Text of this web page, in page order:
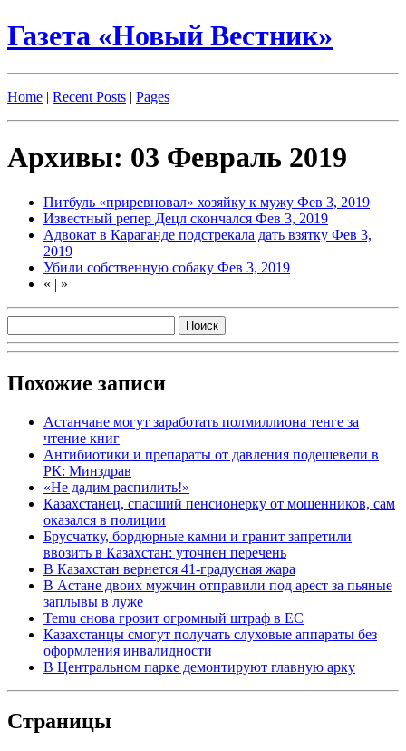
Газета «Новый Вестник»
Home | Recent Posts | Pages
Архивы: 03 Февраль 2019
Питбуль «приревновал» хозяйку к мужу Фев 3, 2019
Известный репер Децл скончался Фев 3, 2019
Адвокат в Караганде подстрекала дать взятку Фев 3,
2019
Убили собственную собаку Фев 3, 2019
« | »
Похожие записи
Астанчане могут заработать полмиллиона тенге за
чтение книг
Антибиотики и препараты от давления подешевели в
РК: Минздрав
«Не дадим распилить!»
Казахстанец, спасший пенсионерку от мошенников, сам
оказался в полиции
Брусчатку, бордюрные камни и гранит запретили
ввозить в Казахстан: уточнен перечень
В Казахстан вернется 41-градусная жара
В Астане двоих мужчин отправили под арест за пьяные
заплывы в луже
Temu снова грозит огромный штраф в ЕС
Казахстанцы смогут получать слуховые аппараты без
оформления инвалидности
В Центральном парке демонтируют главную арку
Страницы